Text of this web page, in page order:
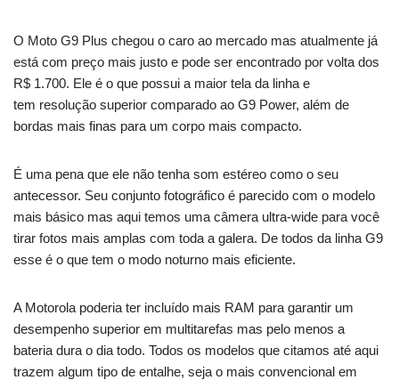
O Moto G9 Plus chegou o caro ao mercado mas atualmente já
está com preço mais justo e pode ser encontrado por volta dos
R$ 1.700. Ele é o que possui a maior tela da linha e
tem resolução superior comparado ao G9 Power, além de
bordas mais finas para um corpo mais compacto.
É uma pena que ele não tenha som estéreo como o seu
antecessor. Seu conjunto fotográfico é parecido com o modelo
mais básico mas aqui temos uma câmera ultra-wide para você
tirar fotos mais amplas com toda a galera. De todos da linha G9
esse é o que tem o modo noturno mais eficiente.
A Motorola poderia ter incluído mais RAM para garantir um
desempenho superior em multitarefas mas pelo menos a
bateria dura o dia todo. Todos os modelos que citamos até aqui
trazem algum tipo de entalhe, seja o mais convencional em